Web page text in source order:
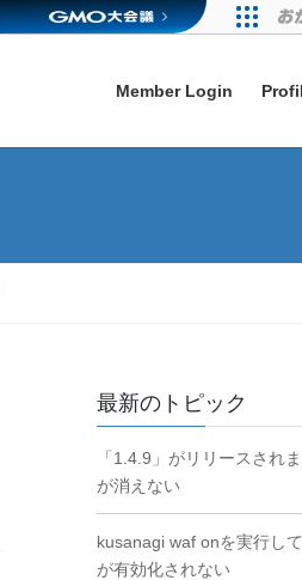
Member Login
最新のトピック
「1.4.9」がリリースされ
が消えない
kusanagi waf onを実行し
が有効化されない